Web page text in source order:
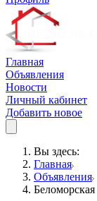
Главная
Объявления
Новости
Личный кабинет
Добавить новое
Вы здесь:
Главная
Объявления
Беломорская